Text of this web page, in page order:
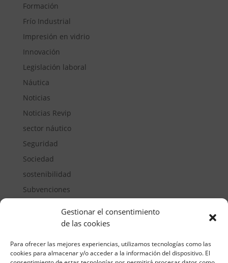
Gestionar el consentimiento
de las cookies
Para ofrecer las mejores experiencias, utilizamos tecnologías como las
cookies para almacenar y/o acceder a la información del dispositivo. El
Formación
Frío Industrial
Impresión en vidrio
Innovación
Legislación laboral
Náutica
Noticias
Noticias Revip
sector náutico
Seguridad
Sociedad
sostenibilidad
Subvenciones